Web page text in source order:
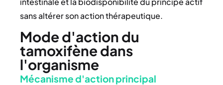
sans altérer son action thérapeutique.
Mode d'action du
tamoxifène dans
l'organisme
Mécanisme d'action principal